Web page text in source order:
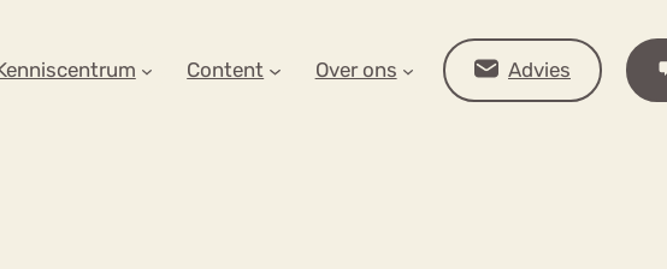
Content Over ons Advies
OP ZOEK?